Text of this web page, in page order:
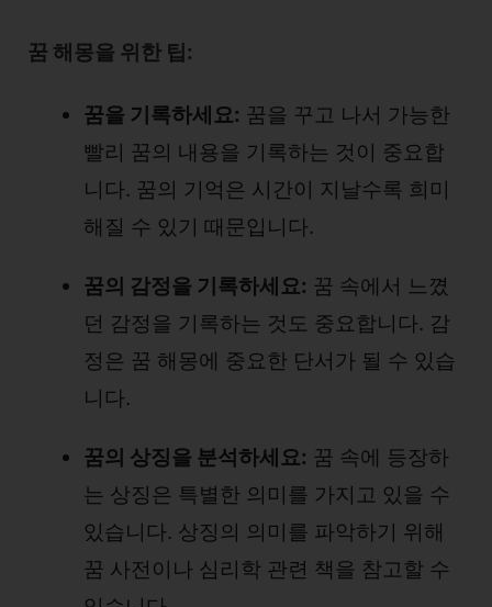
꿈 해몽을 위한 팁:
꿈을 기록하세요: 꿈을 꾸고 나서 가능한
빨리 꿈의 내용을 기록하는 것이 중요합
니다. 꿈의 기억은 시간이 지날수록 희미
해질 수 있기 때문입니다.
꿈의 감정을 기록하세요: 꿈 속에서 느꼈
던 감정을 기록하는 것도 중요합니다. 감
정은 꿈 해몽에 중요한 단서가 될 수 있습
니다.
꿈의 상징을 분석하세요: 꿈 속에 등장하
는 상징은 특별한 의미를 가지고 있을 수
있습니다. 상징의 의미를 파악하기 위해
꿈 사전이나 심리학 관련 책을 참고할 수